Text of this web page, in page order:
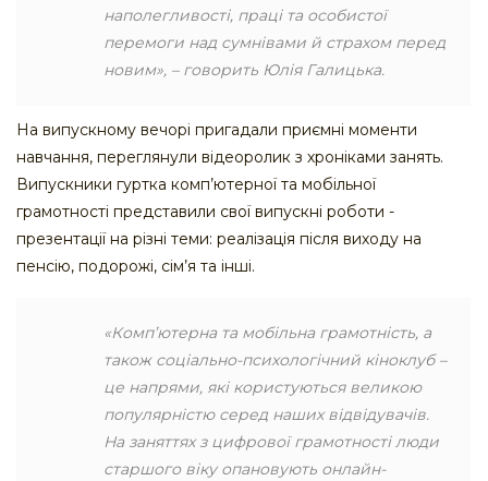
наполегливості, праці та особистої
перемоги над сумнівами й страхом перед
новим», – говорить Юлія Галицька.
На випускному вечорі пригадали приємні моменти
навчання, переглянули відеоролик з хроніками занять.
Випускники гуртка комп’ютерної та мобільної
грамотності представили свої випускні роботи -
презентації на різні теми: реалізація після виходу на
пенсію, подорожі, сім’я та інші.
«Комп’ютерна та мобільна грамотність, а
також соціально-психологічний кіноклуб –
це напрями, які користуються великою
популярністю серед наших відвідувачів.
На заняттях з цифрової грамотності люди
старшого віку опановують онлайн-